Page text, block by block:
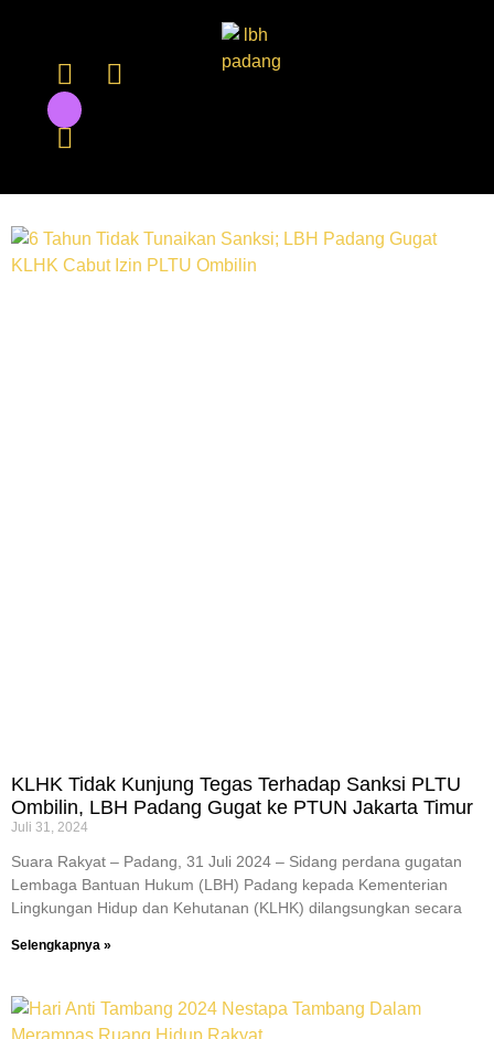
KLHK Tidak Kunjung Tegas Terhadap Sanksi PLTU
Ombilin, LBH Padang Gugat ke PTUN Jakarta Timur
Juli 31, 2024
Suara Rakyat – Padang, 31 Juli 2024 – Sidang perdana gugatan
Lembaga Bantuan Hukum (LBH) Padang kepada Kementerian
Lingkungan Hidup dan Kehutanan (KLHK) dilangsungkan secara
Selengkapnya »